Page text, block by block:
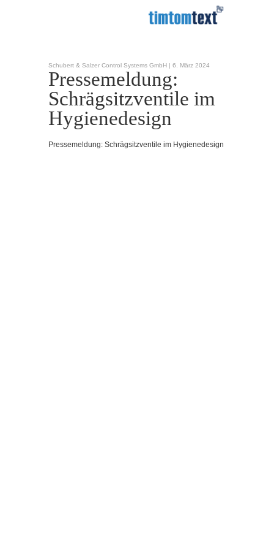
Schubert & Salzer Control Systems GmbH | 6. März 2024
Pressemeldung:
Schrägsitzventile im
Hygienedesign
Pressemeldung: Schrägsitzventile im Hygienedesign